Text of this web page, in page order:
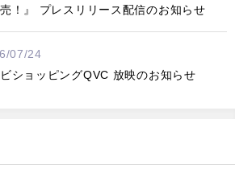
！』 プレスリリース配信のお知らせ
07/24
ショッピングQVC 放映のお知らせ